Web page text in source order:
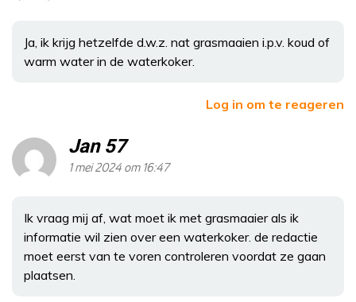
Ja, ik krijg hetzelfde d.w.z. nat grasmaaien i.p.v. koud of
warm water in de waterkoker.
Log in om te reageren
Jan 57
1 mei 2024 om 16:47
Ik vraag mij af, wat moet ik met grasmaaier als ik
informatie wil zien over een waterkoker. de redactie
moet eerst van te voren controleren voordat ze gaan
plaatsen.